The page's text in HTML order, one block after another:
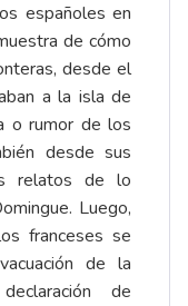
españoles en
de cómo
desde el
a la isla de
o rumor de los
desde sus
relatos de lo
Luego,
franceses se
de la
de